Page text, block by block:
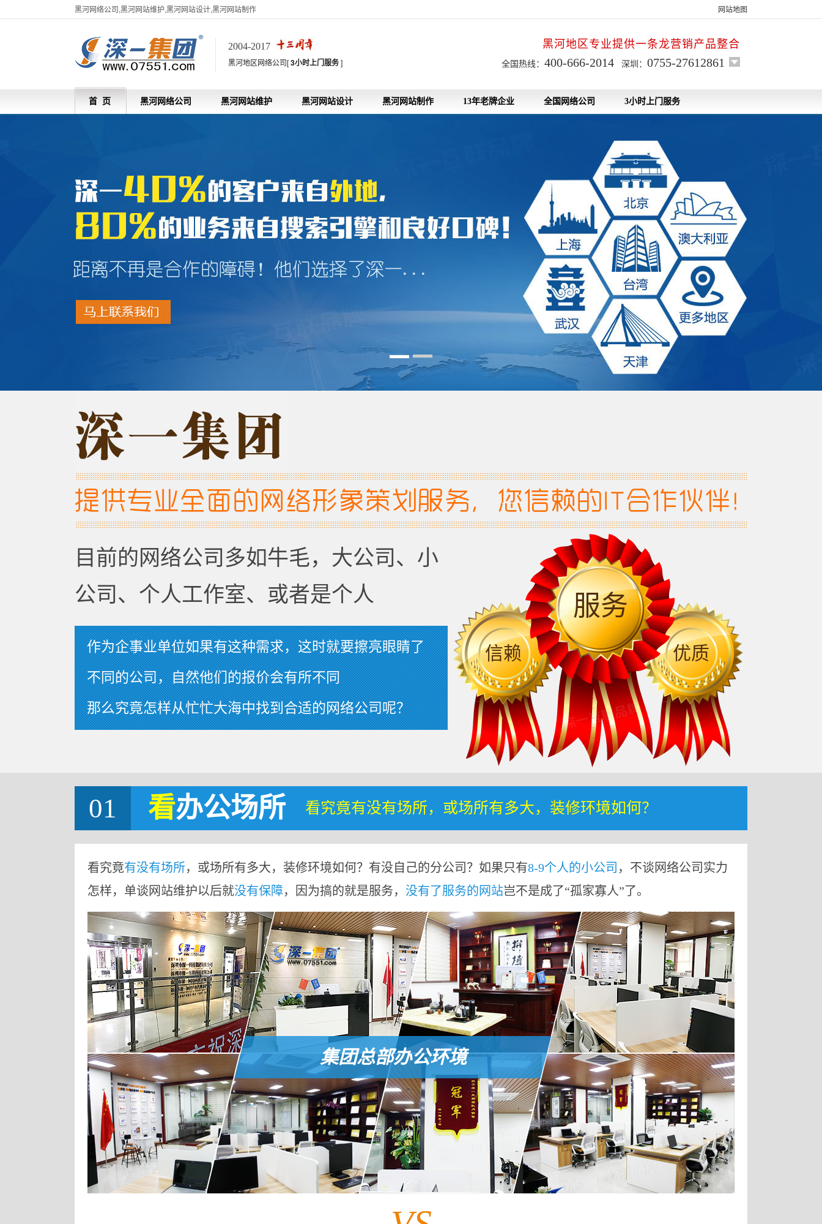
黑河网络公司,黑河网站维护,黑河网站设计,黑河网站制作 网站地图
2004-2017
黑河地区网络公司[3小时上门服务]
黑河地区专业提供一条龙营销产品整合
全国热线： 400-666-2014 深圳： 0755-27612861
首 页 黑河网络公司 黑河网站维护 黑河网站设计 黑河网站制作 13年老牌企业 全国网络公司 3小时上门服务
目前的网络公司多如牛毛，大公司、小
公司、个人工作室、或者是个人
作为企事业单位如果有这种需求，这时就要擦亮眼睛了
不同的公司，自然他们的报价会有所不同
那么究竟怎样从忙忙大海中找到合适的网络公司呢？
信赖
服务
优质
01 看办公场所 看究竟有没有场所，或场所有多大，装修环境如何？
看究竟有没有场所，或场所有多大，装修环境如何？有没自己的分公司？如果只有8-9个人的小公司 ，不谈网络公司实力
怎样，单谈网站维护以后就没有保障，因为搞的就是服务， 没有了服务的网站岂不是成了“孤家寡人”了。
集团总部办公环境